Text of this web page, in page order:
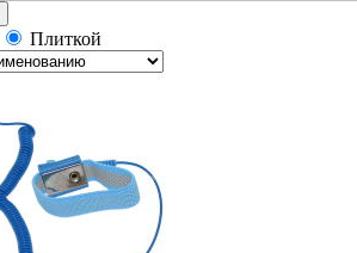
Плиткой